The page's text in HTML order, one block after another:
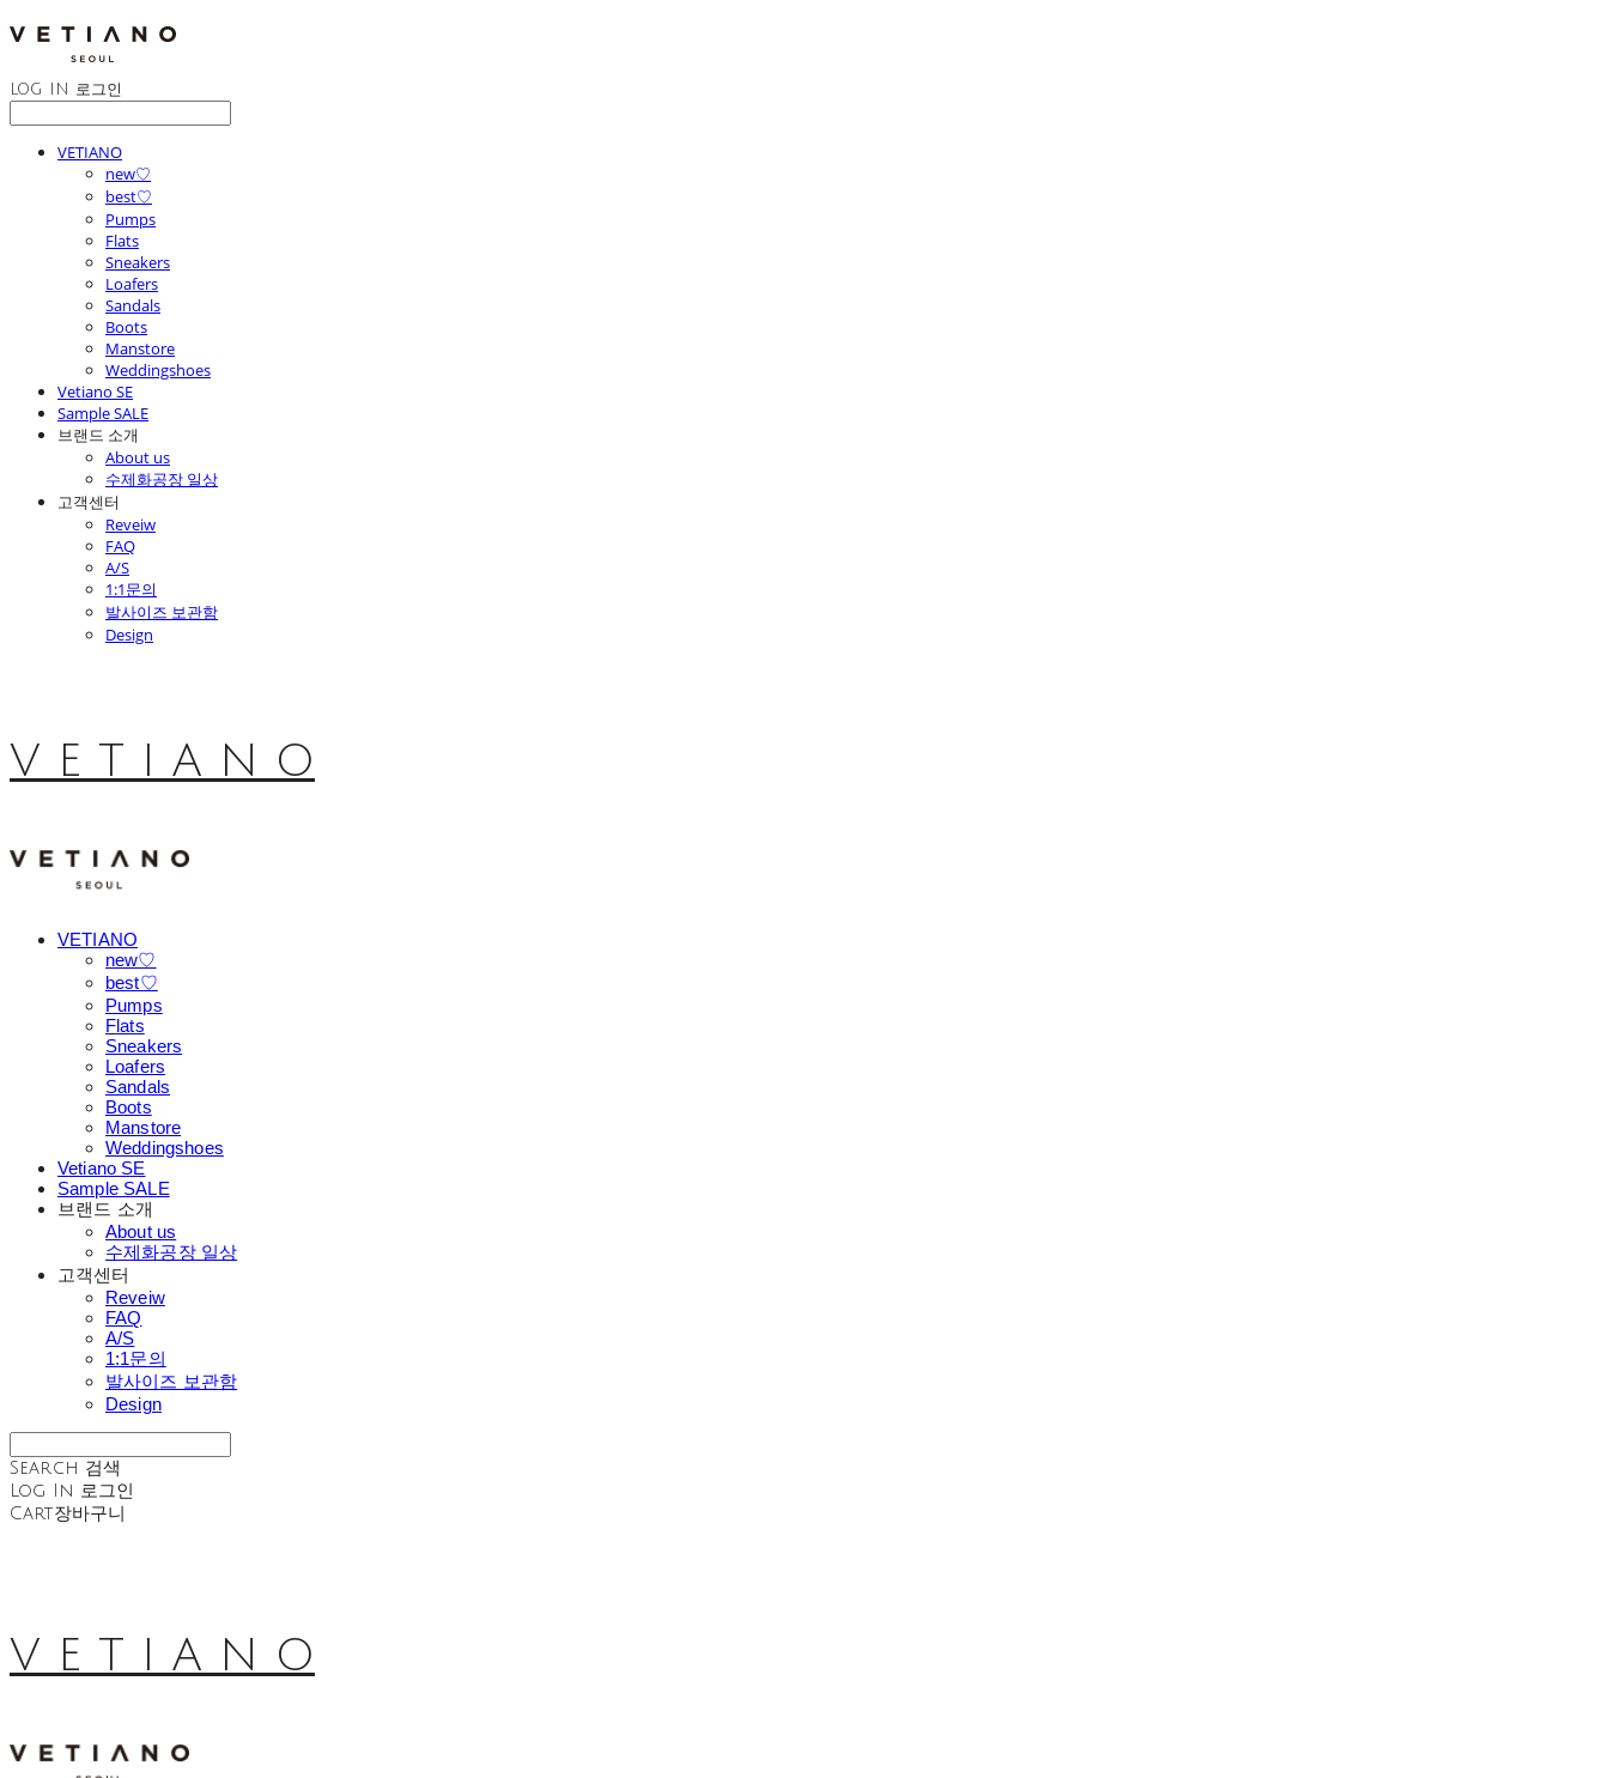
LOG IN 로그인
VETIANO
new♡
best♡
Pumps
Flats
Sneakers
Loafers
Sandals
Boots
Manstore
Weddingshoes
Vetiano SE
Sample SALE
브랜드 소개
About us
수제화공장 일상
고객센터
Reveiw
FAQ
A/S
1:1문의
발사이즈 보관함
Design
V E T I A N O
VETIANO
new♡
best♡
Pumps
Flats
Sneakers
Loafers
Sandals
Boots
Manstore
Weddingshoes
Vetiano SE
Sample SALE
브랜드 소개
About us
수제화공장 일상
고객센터
Reveiw
FAQ
A/S
1:1문의
발사이즈 보관함
Design
Search 검색
Log In 로그인
Cart장바구니
V E T I A N O